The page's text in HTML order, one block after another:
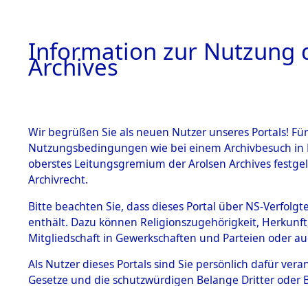
BESTÄNDE
1.
mente
5. Verschiedenes
Taxöldern
Information zur Nutzung
Archives
Wir begrüßen Sie als neuen Nutzer unseres Portals!
Nutzungsbedingungen wie bei einem Archivbesuch
oberstes Leitungsgremium der Arolsen Archives
Archivrecht.
Bitte beachten Sie, dass dieses Portal über NS-
enthält. Dazu können Religionszugehörigkeit,
Mitgliedschaft in Gewerkschaften und Parteien oder
Als Nutzer dieses Portals sind Sie persönlich dafür
Gesetze und die schutzwürdigen Belange Dritter